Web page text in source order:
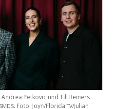
Pet­ko­vic und Till Rei­ners
. Foto: Joyn/FloridaTV/Julian